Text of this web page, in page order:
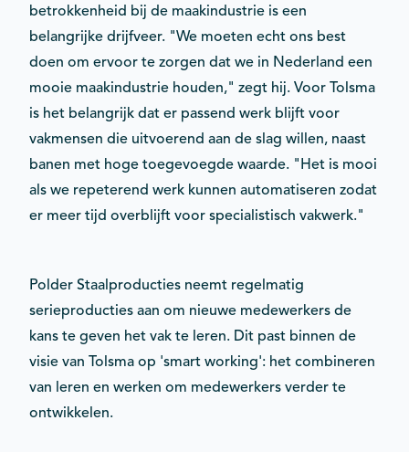
betrokkenheid bij de maakindustrie is een
belangrijke drijfveer. "We moeten echt ons best
doen om ervoor te zorgen dat we in Nederland een
mooie maakindustrie houden," zegt hij. Voor Tolsma
is het belangrijk dat er passend werk blijft voor
vakmensen die uitvoerend aan de slag willen, naast
banen met hoge toegevoegde waarde. "Het is mooi
als we repeterend werk kunnen automatiseren zodat
er meer tijd overblijft voor specialistisch vakwerk."
Polder Staalproducties neemt regelmatig
serieproducties aan om nieuwe medewerkers de
kans te geven het vak te leren. Dit past binnen de
visie van Tolsma op 'smart working': het combineren
van leren en werken om medewerkers verder te
ontwikkelen.